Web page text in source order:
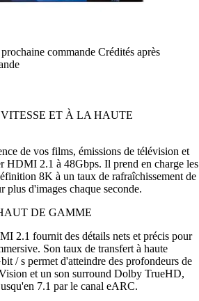
commande Crédités après
ET À LA HAUTE
de vos films, émissions de télévision et
HDMI 2.1 à 48Gbps. Il prend en charge les
8K à un taux de rafraîchissement de
d'images chaque seconde.
DE GAMME
2.1 fournit des détails nets et précis pour
Son taux de transfert à haute
/ s permet d'atteindre des profondeurs de
et un son surround Dolby TrueHD,
7.1 par le canal eARC.